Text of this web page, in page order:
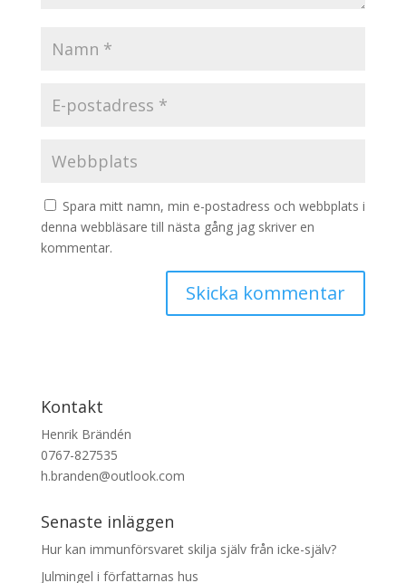
Spara mitt namn, min e-postadress och webbplats i
denna webbläsare till nästa gång jag skriver en
kommentar.
Kontakt
Henrik Brändén
0767-827535
h.branden@outlook.com
Senaste inläggen
Hur kan immunförsvaret skilja själv från icke-själv?
Julmingel i författarnas hus